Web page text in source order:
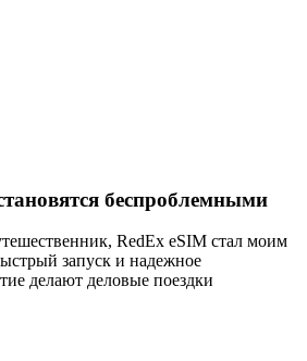
беспроблемными
RedEx eSIM стал моим
запуск и надежное
делают деловые поездки